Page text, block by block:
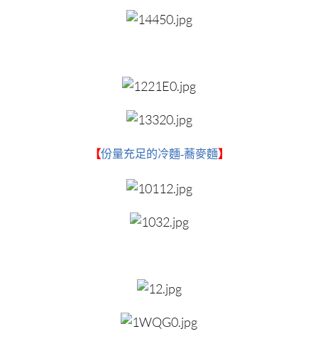
【份量充足的冷麵-蕎麥麵】